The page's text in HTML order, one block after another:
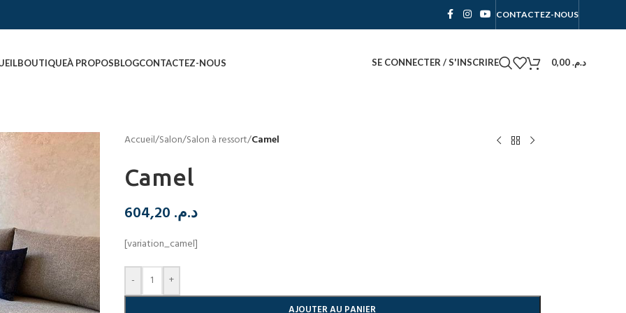
CONTACTEZ-NOUS
BOUTIQUEÀ PROPOSBLOGCONTACTEZ-NOUS SE CONNECTER / S'INSCRIRE د.م.0,00
Accueil/Salon/Salon à ressort/Camel
Camel
د.م.
[variation_camel]
- +
AJOUTER AU PANIER